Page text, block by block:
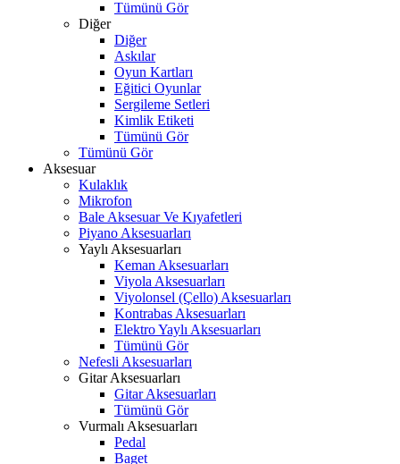
Tümünü Gör
Diğer
Diğer
Askılar
Oyun Kartları
Eğitici Oyunlar
Sergileme Setleri
Kimlik Etiketi
Tümünü Gör
Tümünü Gör
Aksesuar
Kulaklık
Mikrofon
Bale Aksesuar Ve Kıyafetleri
Piyano Aksesuarları
Yaylı Aksesuarları
Keman Aksesuarları
Viyola Aksesuarları
Viyolonsel (Çello) Aksesuarları
Kontrabas Aksesuarları
Elektro Yaylı Aksesuarları
Tümünü Gör
Nefesli Aksesuarları
Gitar Aksesuarları
Gitar Aksesuarları
Tümünü Gör
Vurmalı Aksesuarları
Pedal
Baget